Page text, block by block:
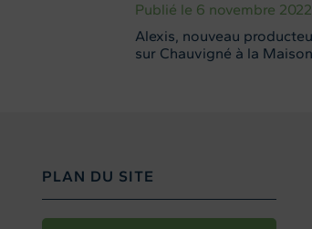
Publié le 6 novembre 2022
Alexis, nouveau
sur Chauvigné à la
PLAN DU SITE